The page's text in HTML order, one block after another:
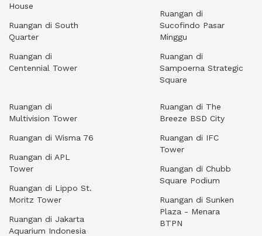
House
Ruangan di South
Quarter
Ruangan di
Centennial Tower
Ruangan di
Sucofindo Pasar
Minggu
Ruangan di
Sampoerna Strategic
Square
Ruangan di
Multivision Tower
Ruangan di Wisma 76
Ruangan di APL
Tower
Ruangan di Lippo St.
Moritz Tower
Ruangan di Jakarta
Aquarium Indonesia
Ruangan di The
Breeze BSD City
Ruangan di IFC
Tower
Ruangan di Chubb
Square Podium
Ruangan di Sunken
Plaza - Menara
BTPN